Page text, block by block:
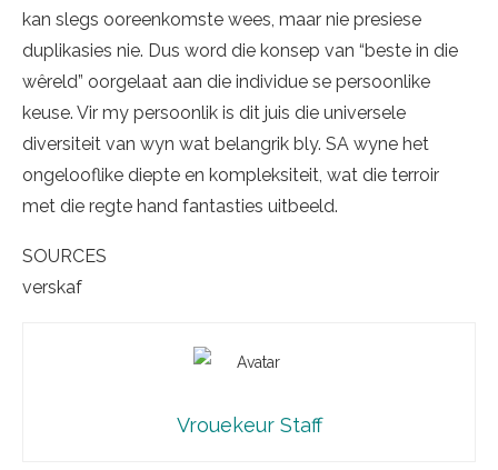
kan slegs ooreenkomste wees, maar nie presiese
duplikasies nie. Dus word die konsep van “beste in die
wêreld” oorgelaat aan die individue se persoonlike
keuse. Vir my persoonlik is dit juis die universele
diversiteit van wyn wat belangrik bly. SA wyne het
ongelooflike diepte en kompleksiteit, wat die terroir
met die regte hand fantasties uitbeeld.
SOURCES
verskaf
Vrouekeur Staff